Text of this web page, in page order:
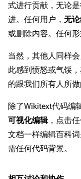
式进行贡献，无论
进。任何用户， 无
或删除内容。任何
当然，其他人同样
此感到愤怒或气馁
的跟我们所有人所
除了Wikitext代码编
可视化编辑，点击
文档一样编辑百科
需任何代码背景。